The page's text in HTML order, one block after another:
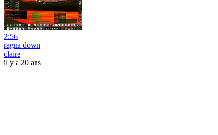
2:56
ragna down
claire
il y a 20 ans